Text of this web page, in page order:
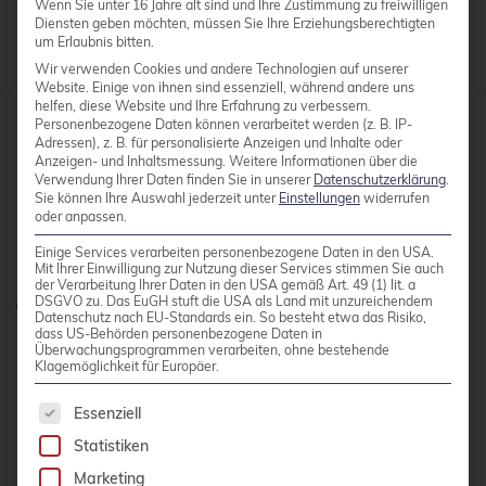
credativ GmbH
Hennes-Weisweiler-Allee 23
41179 Mönchengladbach
Meet us
Haben Sie Fragen?
0800 credati(v)
+49 2161 9174200
E-Mail schreiben
Wenn Sie unter 16 Jahre alt sind und Ihre Zustimmung zu freiwilligen
Diensten geben möchten, müssen Sie Ihre Erziehungsberechtigten
um Erlaubnis bitten.
Wir verwenden Cookies und andere Technologien auf unserer
Website. Einige von ihnen sind essenziell, während andere uns
helfen, diese Website und Ihre Erfahrung zu verbessern.
Personenbezogene Daten können verarbeitet werden (z. B. IP-
Adressen), z. B. für personalisierte Anzeigen und Inhalte oder
Anzeigen- und Inhaltsmessung. Weitere Informationen über die
Verwendung Ihrer Daten finden Sie in unserer Datenschutzerklärung.
Sie können Ihre Auswahl jederzeit unter Einstellungen widerrufen
oder anpassen.
Einige Services verarbeiten personenbezogene Daten in den USA.
Mit Ihrer Einwilligung zur Nutzung dieser Services stimmen Sie auch
der Verarbeitung Ihrer Daten in den USA gemäß Art. 49 (1) lit. a
DSGVO zu. Das EuGH stuft die USA als Land mit unzureichendem
Datenschutz nach EU-Standards ein. So besteht etwa das Risiko,
dass US-Behörden personenbezogene Daten in
Überwachungsprogrammen verarbeiten, ohne bestehende
Klagemöglichkeit für Europäer.
Es folgt eine Liste der Service-Gruppen, für die
Essenziell
Statistiken
Marketing